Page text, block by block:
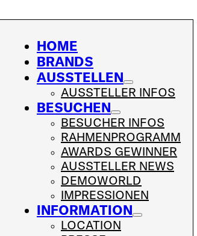
HOME
BRANDS
AUSSTELLEN
AUSSTELLER INFOS
BESUCHEN
BESUCHER INFOS
RAHMENPROGRAMM
AWARDS GEWINNER
AUSSTELLER NEWS
DEMOWORLD
IMPRESSIONEN
INFORMATION
LOCATION